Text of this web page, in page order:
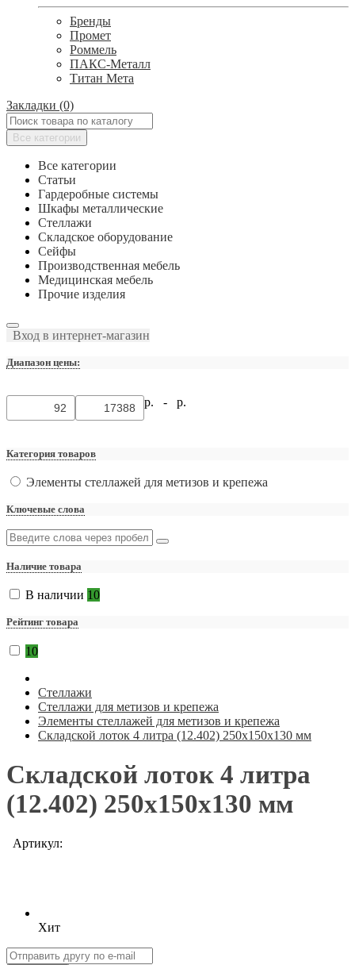
Бренды
Промет
Роммель
ПАКС-Металл
Титан Мета
Закладки (0)
Все категории
Все категории
Статьи
Гардеробные системы
Шкафы металлические
Стеллажи
Складское оборудование
Сейфы
Производственная мебель
Медицинская мебель
Прочие изделия
Вход в интернет-магазин
Диапазон цены:
р. - р.
Категория товаров
Элементы стеллажей для метизов и крепежа
Ключевые слова
Наличие товара
В наличии 10
Рейтинг товара
10
Стеллажи
Стеллажи для метизов и крепежа
Элементы стеллажей для метизов и крепежа
Складской лоток 4 литра (12.402) 250x150x130 мм
Складской лоток 4 литра
(12.402) 250x150x130 мм
Артикул:
Хит